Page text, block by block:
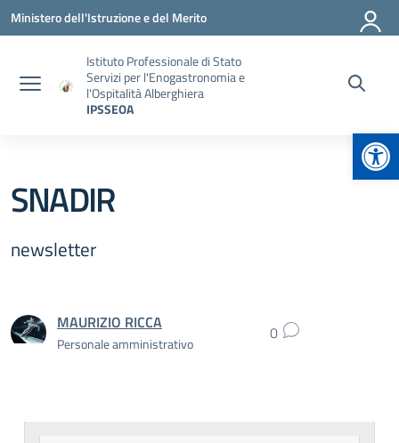
Vai ai contenuti
Vai al menu di navigazione
Vai al footer
Ministero dell'Istruzione e del Merito
Istituto Professionale di Stato
Servizi per l'Enogastronomia e
l'Ospitalità Alberghiera
IPSSEOA
SNADIR
newsletter
MAURIZIO RICCA
Personale amministrativo 0